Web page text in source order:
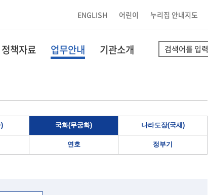
ENGLISH 어린이 누리집 안내지도
정책자료 업무안내 기관소개
국화(무궁화) 나라도장(국새)
연호 정부기